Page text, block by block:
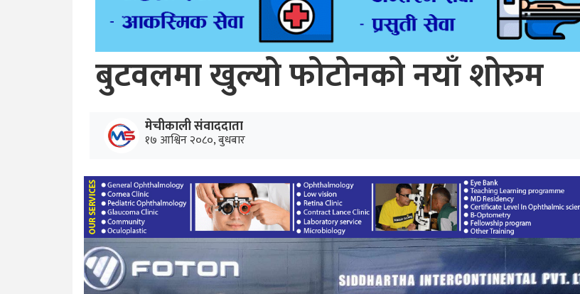
बुटवलमा खुल्यो फोटोनको नयाँ शोरुम
मेचीकाली संवाददाता
१७ आश्विन २०८०, बुधबार